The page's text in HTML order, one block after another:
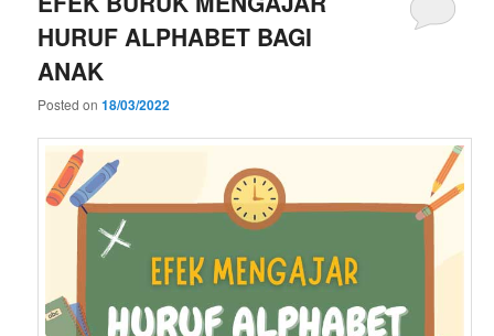
HURUF ALPHABET BAGI
ANAK
Posted on18/03/2022